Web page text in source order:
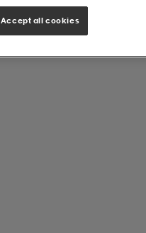
Accept all cookies